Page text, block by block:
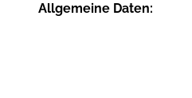
Allgemeine Daten: